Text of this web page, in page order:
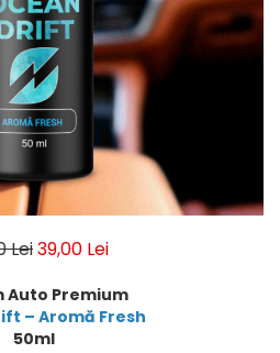
Lei39,00 Lei
Auto Premium
– Aromă Fresh
50ml